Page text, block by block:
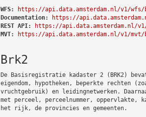
WFS:
https://api.data.amsterdam.nl/v1/wfs/
Documentation:
https://
REST API:
https://api.data.amsterdam.nl/
MVT:
https://api.data.amsterdam.nl/v1/mvt/
Brk2
De Basisregistratie kadaster 2 (BRK2)
eigendom, hypotheken, beperkte rechten
vruchtgebruik) en leidingnetwerken.
met perceel, perceelnummer, oppervlakte,
het rijk, de provincies en gemeenten.